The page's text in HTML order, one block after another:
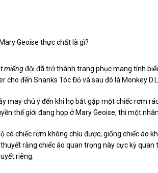
miếngđội đã trở thành trang phục mang tính
cho đến Shanks Tóc Đỏ và sau đó là Monkey
may chú ý đến khi họ bắt gặp một chiếc rơm
thế giới đang họp ở Mary Geoise, thì một
có chiếc rơm không chịu được, giống chiếc áo
rằng chiếc áo quan trọng này cực kỳ
riêng.